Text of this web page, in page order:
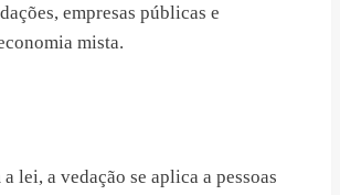
empresas públicas e
mista.
lei, a vedação se aplica a pessoas